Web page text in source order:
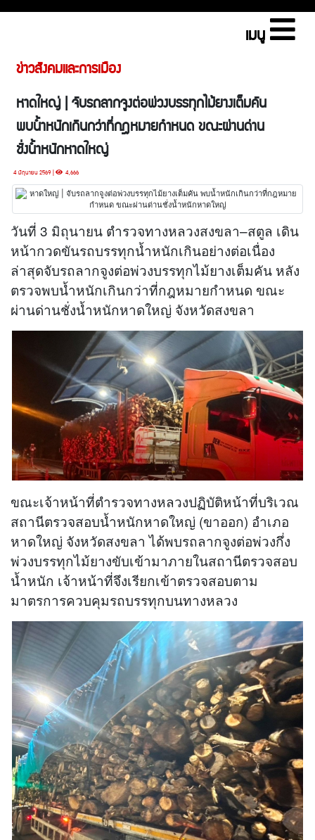
เมนู
ข่าวสังคมและการเมือง
หาดใหญ่ | จับรถลากจูงต่อพ่วงบรรทุกไม้ยางเต็มคัน
พบน้ำหนักเกินกว่าที่กฎหมายกำหนด ขณะผ่านด่าน
ชั่งน้ำหนักหาดใหญ่
4 มิถุนายน 2569 | 4,666
วันที่ 3 มิถุนายน ตำรวจทางหลวงสงขลา–สตูล เดิน
หน้ากวดขันรถบรรทุกน้ำหนักเกินอย่างต่อเนื่อง
ล่าสุดจับรถลากจูงต่อพ่วงบรรทุกไม้ยางเต็มคัน หลัง
ตรวจพบน้ำหนักเกินกว่าที่กฎหมายกำหนด ขณะ
ผ่านด่านชั่งน้ำหนักหาดใหญ่ จังหวัดสงขลา
ขณะเจ้าหน้าที่ตำรวจทางหลวงปฏิบัติหน้าที่บริเวณ
สถานีตรวจสอบน้ำหนักหาดใหญ่ (ขาออก) อำเภอ
หาดใหญ่ จังหวัดสงขลา ได้พบรถลากจูงต่อพ่วงกึ่ง
พ่วงบรรทุกไม้ยางขับเข้ามาภายในสถานีตรวจสอบ
น้ำหนัก เจ้าหน้าที่จึงเรียกเข้าตรวจสอบตาม
มาตรการควบคุมรถบรรทุกบนทางหลวง